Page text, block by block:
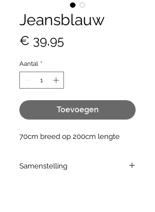
Jeansblauw
€ 39,95Prijs
Aantal *
Toevoegen
70cm breed op 200cm lengte
Samenstelling